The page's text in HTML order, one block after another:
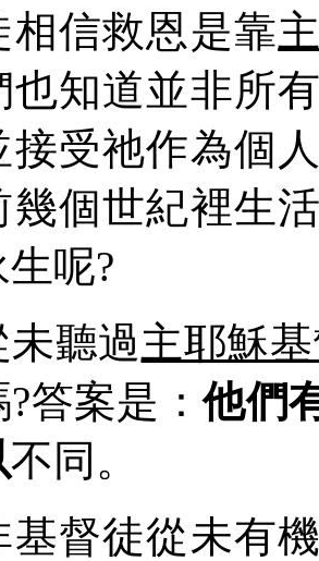
相信救恩是靠
也知道並非所
接受祂作為個
幾個世紀裡生
呢?
聽過主耶穌
?答案是 ：他們
不同。
基督徒從未有